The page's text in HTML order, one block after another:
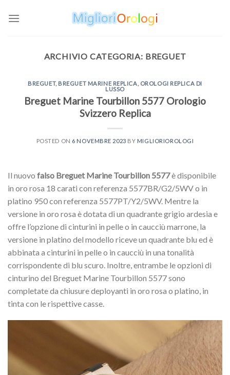
ARCHIVIO CATEGORIA: BREGUET
BREGUET, BREGUET MARINE REPLICA, OROLOGI REPLICA DI
LUSSO
Breguet Marine Tourbillon 5577 Orologio
Svizzero Replica
POSTED ON 6 NOVEMBRE 2023 BY MIGLIORIOROLOGI
Il nuovo falso Breguet Marine Tourbillon 5577è disponibile
in oro rosa 18 carati con referenza 5577BR/G2/5WV o in
platino 950 con referenza 5577PT/Y2/5WV. Mentre la
versione in oro rosa è dotata di un quadrante grigio ardesia e
offre l’opzione di cinturini in pelle o in caucciù marrone, la
versione in platino del modello riceve un quadrante blu ed è
abbinata a cinturini in pelle o in caucciù in una tonalità
corrispondente di blu scuro. Inoltre, entrambe le opzioni di
cinturino del Breguet Marine Tourbillon 5577 sono
completate da chiusure deployanti in oro rosa o platino, in
tinta con le rispettive casse.